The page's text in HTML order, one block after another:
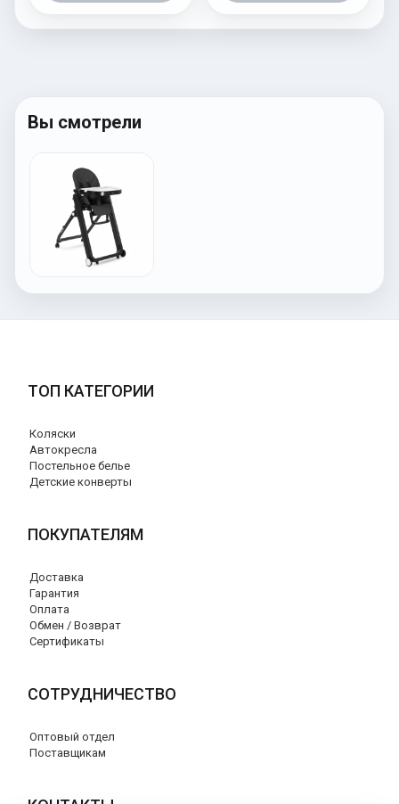
Вы смотрели
ТОП КАТЕГОРИИ
Коляски
Автокресла
Постельное белье
Детские конверты
ПОКУПАТЕЛЯМ
Доставка
Гарантия
Оплата
Обмен / Возврат
Сертификаты
СОТРУДНИЧЕСТВО
Оптовый отдел
Поставщикам